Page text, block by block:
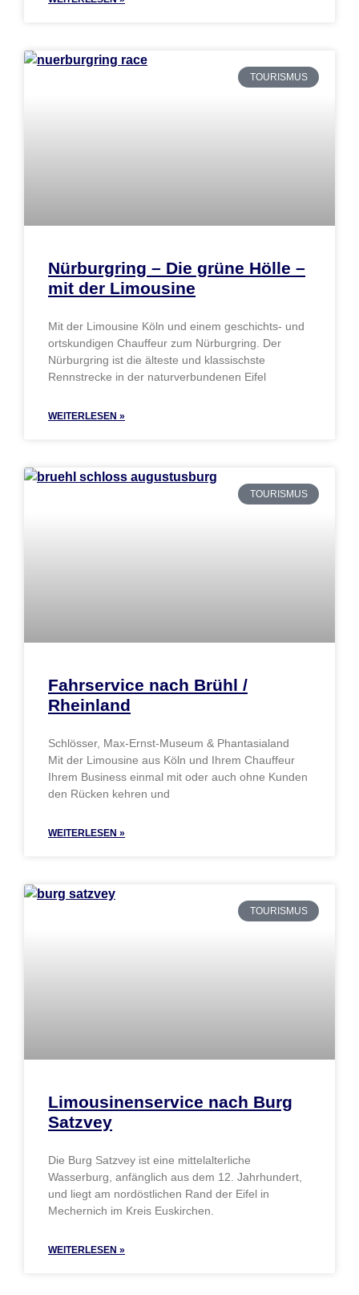
TOURISMUS
Nürburgring – Die grüne Hölle –
mit der Limousine
Mit der Limousine Köln und einem geschichts- und
ortskundigen Chauffeur zum Nürburgring. Der
Nürburgring ist die älteste und klassischste
Rennstrecke in der naturverbundenen Eifel
WEITERLESEN »
TOURISMUS
Fahrservice nach Brühl /
Rheinland
Schlösser, Max-Ernst-Museum & Phantasialand
Mit der Limousine aus Köln und Ihrem Chauffeur
Ihrem Business einmal mit oder auch ohne Kunden
den Rücken kehren und
WEITERLESEN »
TOURISMUS
Limousinenservice nach Burg
Satzvey
Die Burg Satzvey ist eine mittelalterliche
Wasserburg, anfänglich aus dem 12. Jahrhundert,
und liegt am nordöstlichen Rand der Eifel in
Mechernich im Kreis Euskirchen.
WEITERLESEN »